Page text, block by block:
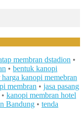
membran dstadion •
• bentuk kanopi
harga kanopi memebran
membran • jasa pasang
• kanopi membran hotel
Bandung • tenda